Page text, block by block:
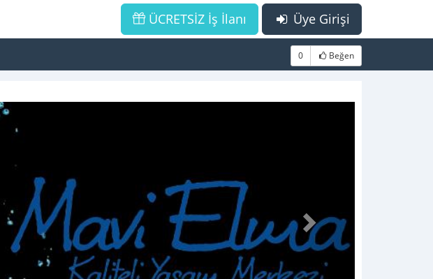
Üye Girişi
ÜCRETSİZ İş İlanı
0 Beğen